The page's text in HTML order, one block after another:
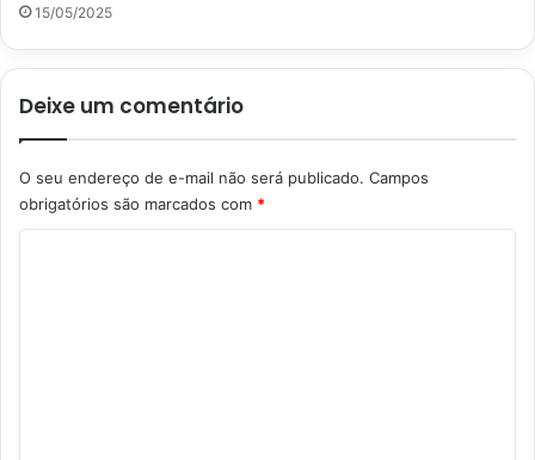
15/05/2025
Deixe um comentário
O seu endereço de e-mail não será publicado. Campos
obrigatórios são marcados com *